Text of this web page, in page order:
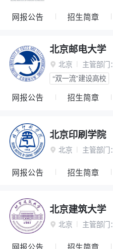
网报公告 招生简章
北京邮电大学
 北京 主管部门：
“双一流”建设高校
网报公告 招生简章
北京印刷学院
 北京 主管部门：
网报公告 招生简章
北京建筑大学
 北京 主管部门：
网报公告 招生简章